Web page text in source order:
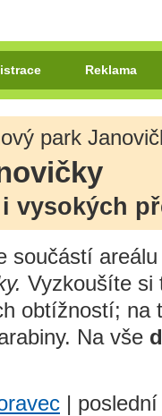
Reklama
park
vysokých
součástí
Vyzkoušíte si
obtížností; na
Na vše
|